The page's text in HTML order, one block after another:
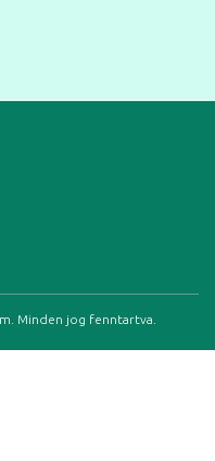
Minden jog fenntartva.